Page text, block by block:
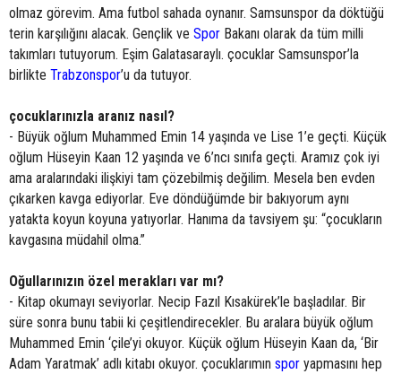
olmaz görevim. Ama futbol sahada oynanır. Samsunspor da döktüğü
terin karşılığını alacak. Gençlik ve Spor Bakanı olarak da tüm milli
takımları tutuyorum. Eşim Galatasaraylı. çocuklar Samsunspor’la
birlikte Trabzonspor’u da tutuyor.
çocuklarınızla aranız nasıl?
- Büyük oğlum Muhammed Emin 14 yaşında ve Lise 1’e geçti. Küçük
oğlum Hüseyin Kaan 12 yaşında ve 6’ncı sınıfa geçti. Aramız çok iyi
ama aralarındaki ilişkiyi tam çözebilmiş değilim. Mesela ben evden
çıkarken kavga ediyorlar. Eve döndüğümde bir bakıyorum aynı
yatakta koyun koyuna yatıyorlar. Hanıma da tavsiyem şu: “çocukların
kavgasına müdahil olma.”
Oğullarınızın özel merakları var mı?
- Kitap okumayı seviyorlar. Necip Fazıl Kısakürek’le başladılar. Bir
süre sonra bunu tabii ki çeşitlendirecekler. Bu aralara büyük oğlum
Muhammed Emin ‘çile’yi okuyor. Küçük oğlum Hüseyin Kaan da, ‘Bir
Adam Yaratmak’ adlı kitabı okuyor. çocuklarımın spor yapmasını hep